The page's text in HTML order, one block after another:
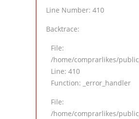
Line Number: 410
Backtrace:
File:
/home/comprarlikes/
Line: 410
Function: _error_handler
File:
/home/comprarlikes/